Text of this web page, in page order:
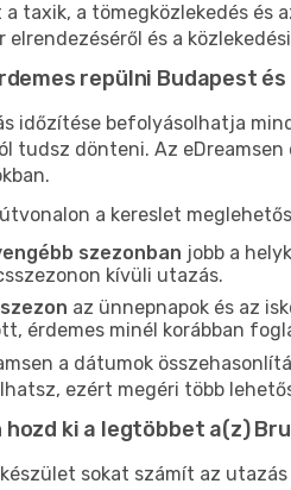
taxik, a tömegközlekedés és
elrendezéséről és a
repülni Budapest
időzítése befolyásolhatja
tudsz dönteni. Az
a kereslet
szezonban jobb a
kívüli utazás.
az ünnepnapok és az
érdemes minél korábban
a dátumok
ezért megéri több
hozd ki a legtöbbet a(z)
sokat számít az